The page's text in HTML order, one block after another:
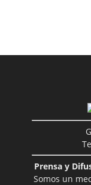
Prensa y
Somos un